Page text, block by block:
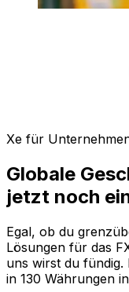
Xe für
Globale
jetzt noch
Egal, ob du
Lösungen für das
uns wirst du fündig.
in 130 Währungen